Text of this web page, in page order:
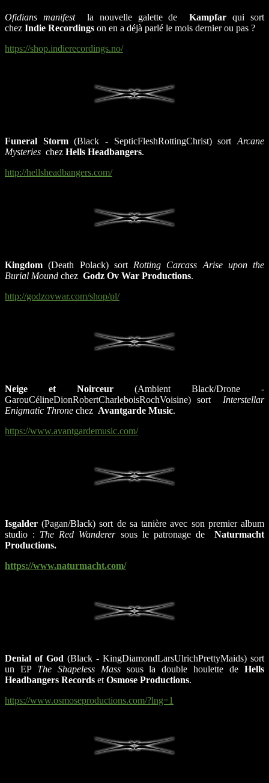
Ofidians manifestla nouvelle galette de Kampfarqui sort
chez Indie Recordings on en a déjà parlé le mois dernier ou pas ?
https://shop.indierecordings.no/
Funeral Storm(Black - SepticFleshRottingChrist) sortArcane
Mysteries chez Hells Headbangers.
http://hellsheadbangers.com/
Kingdom(Death Polack) sort Rotting Carcass Arise upon the
Burial Mound chez Godz Ov War Productions.
http://godzovwar.com/shop/pl/
Neige et Noirceur (Ambient Black/Drone -
GarouCélineDionRobertCharleboisRochVoisine) sort Interstellar
Enigmatic Throne chez Avantgarde Music.
https://www.avantgardemusic.com/
Isgalder(Pagan/Black) sort de sa tanière avec son premier album
studio : The Red Wanderersous le patronage deNaturmacht
Productions.
https://www.naturmacht.com/
Denial of God (Black - KingDiamondLarsUlrichPrettyMaids) sort
un EP The Shapeless Masssous la double houlette deHells
Headbangers Records et Osmose Productions.
https://www.osmoseproductions.com/?lng=1